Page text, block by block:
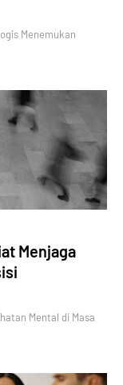
Menemukan
Menjaga
Mental di Masa